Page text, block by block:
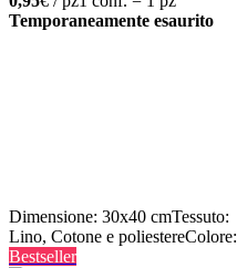
Temporaneamente esaurito
Dimensione: 30x40 cmTessuto:
Lino, Cotone e poliestereColore:
Bestseller